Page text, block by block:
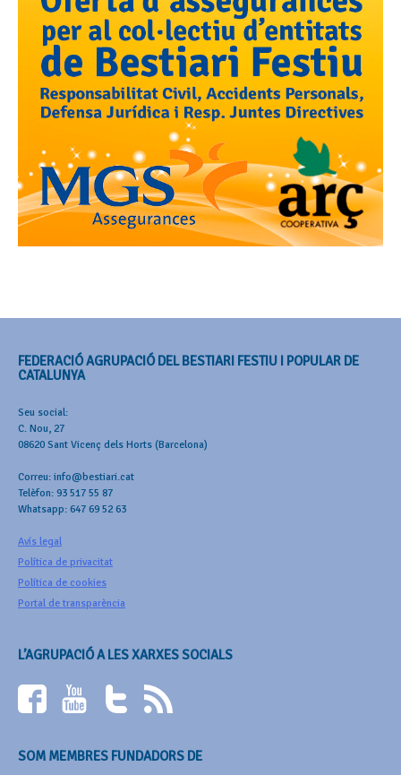
FEDERACIÓ AGRUPACIÓ DEL BESTIARI FESTIU I POPULAR DE
CATALUNYA
Seu social:
C. Nou, 27
08620 Sant Vicenç dels Horts (Barcelona)
Correu: info@bestiari.cat
Telèfon: 93 517 55 87
Whatsapp: 647 69 52 63
Avís legal
Política de privacitat
Política de cookies
Portal de transparència
L’AGRUPACIÓ A LES XARXES SOCIALS
SOM MEMBRES FUNDADORS DE